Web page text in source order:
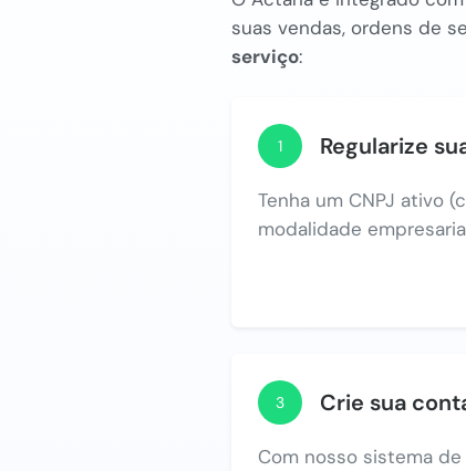
suas vendas, ordens de
serviço:
1 Regularize
Tenha um CNPJ ativo
modalidade
3 Crie sua
Com nosso sistema